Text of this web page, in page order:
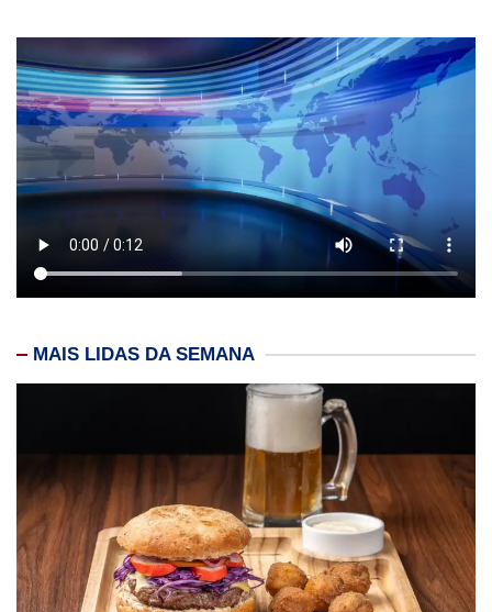
MAIS LIDAS DA SEMANA